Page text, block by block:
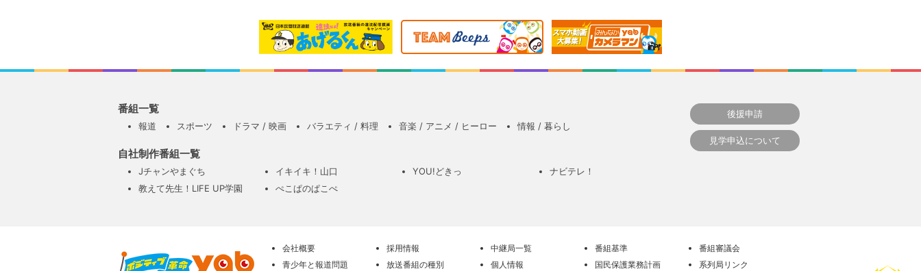
番組一覧
報道 スポーツ ドラマ / 映画 バラエティ / 料理 音楽 / アニメ / ヒーロー 情報 / 暮らし
自社制作番組一覧
Jチャンやまぐち イキイキ！山口 YOU!どきっ
ナビテレ！
教えて先生！LIFE UP学園
ぺこぱのぱこぺ
後援申請
見学申込について
会社概要 採用情報 中継局一覧 番組基準
番組審議会
青少年と報道問題
放送番組の種別 個人情報 国民保護業務計画 系列局リンク